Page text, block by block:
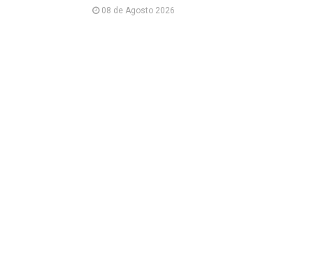
08 de Agosto 2026